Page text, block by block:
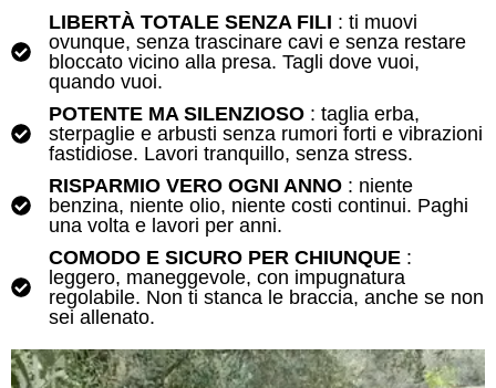
LIBERTÀ TOTALE SENZA FILI : ti muovi
ovunque, senza trascinare cavi e senza restare
bloccato vicino alla presa. Tagli dove vuoi,
quando vuoi.
POTENTE MA SILENZIOSO: taglia erba,
sterpaglie e arbusti senza rumori forti e vibrazioni
fastidiose. Lavori tranquillo, senza stress.
RISPARMIO VERO OGNI ANNO: niente
benzina, niente olio, niente costi continui. Paghi
una volta e lavori per anni.
COMODO E SICURO PER CHIUNQUE:
leggero, maneggevole, con impugnatura
regolabile. Non ti stanca le braccia, anche se non
sei allenato.